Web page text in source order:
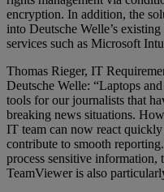
encryption. In addition, the
into Deutsche Welle’s
services such as Microsoft
Thomas Rieger, IT
Deutsche Welle: “Laptops
tools for our journalists that
breaking news situations.
IT team can now react
contribute to smooth
process sensitive information,
TeamViewer is also